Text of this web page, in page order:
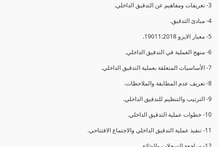
3- تعريفات ومفاهيم عن التدقيق الداخلي.
4- مبادئ التدقيق.
5- معيار الايزو 19011:2018.
6- منهج العملية في التدقيق الداخلي.
7- الأساسيات المتعلقة بعملية التدقيق الداخلي.
8- تعريف عدم المطابقة والملاحظات.
9- الترتيب والتنظيم للتدقيق الداخلي.
10- خطوات عملية التدقيق الداخلي.
11- تنفيذ عملية التدقيق الداخلي والاجتماع الافتتاحي.